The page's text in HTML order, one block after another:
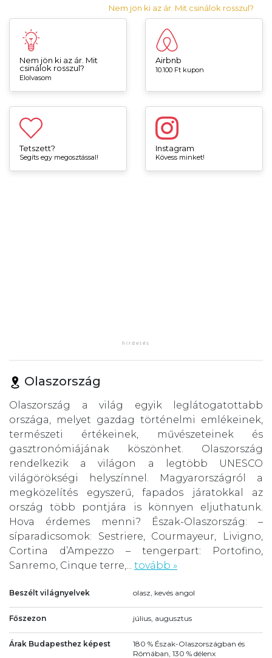
Nem jön ki az ár. Mit csinálok rosszul?
Nem jön ki az ár. Mit
csinálok rosszul?
Elolvasom
Airbnb
10.100 Ft kupon
Tetszett?
Segíts egy megosztással!
Instagram
Kövess minket!
Olaszország
Olaszország a világ egyik leglátogatottabb
országa, melyet gazdag történelmi emlékeinek,
természeti értékeinek, művészeteinek és
gasztronómiájának köszönhet. Olaszország
rendelkezik a világon a legtöbb UNESCO
világörökségi helyszínnel. Magyarországról a
megközelítés egyszerű, fapados járatokkal az
ország több pontjára is könnyen eljuthatunk.
Hova érdemes menni? Észak-Olaszország: –
síparadicsomok: Sestriere, Courmayeur, Livigno,
Cortina d’Ampezzo – tengerpart: Portofino,
Sanremo, Cinque terre,... tovább »
Beszélt világnyelvek olasz, kevés angol
Főszezon július, augusztus
Árak Budapesthez képest
180 % Észak-Olaszországban és
Rómában, 130 % délenx